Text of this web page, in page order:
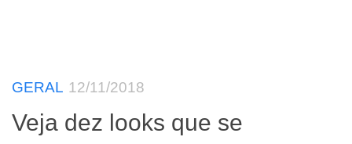
GERAL 12/11/2018
Veja dez looks que se